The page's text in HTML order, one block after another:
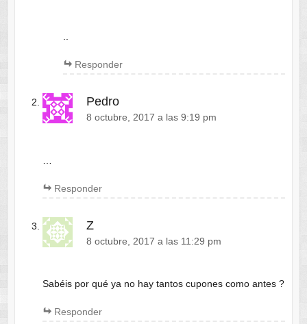
Responder
Pedro
8 octubre, 2017 a las 9:19 pm
Responder
Z
8 octubre, 2017 a las 11:29 pm
Sabéis por qué ya no hay tantos cupones como antes ?
Responder